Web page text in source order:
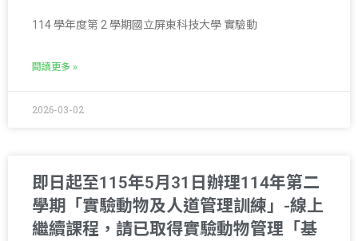
114 學年度第 2 學期國立屏東科技大學 實驗動
閱讀更多 »
2026-03-02
即日起至115年5月31日辦理114年第二
學期「實驗動物及人道管理訓練」-線上
繼續課程，請已取得實驗動物管理「基